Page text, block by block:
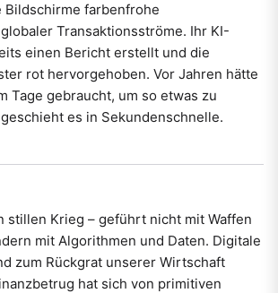
farbenfrohe
Transaktionsströme. Ihr KI-
einen Bericht erstellt und die
rot hervorgehoben. Vor Jahren hätte
Tage gebraucht, um so etwas zu
es in Sekundenschnelle.
stillen Krieg – geführt nicht mit Waffen
mit Algorithmen und Daten. Digitale
zum Rückgrat unserer Wirtschaft
hat sich von primitiven